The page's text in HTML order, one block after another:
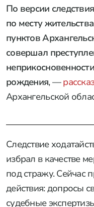
По версии
по месту
пунктов
совершал
рождения, —
Архангельской
Следствие
избрал в качестве
под стражу. Сейчас
действия: допросы
судебные